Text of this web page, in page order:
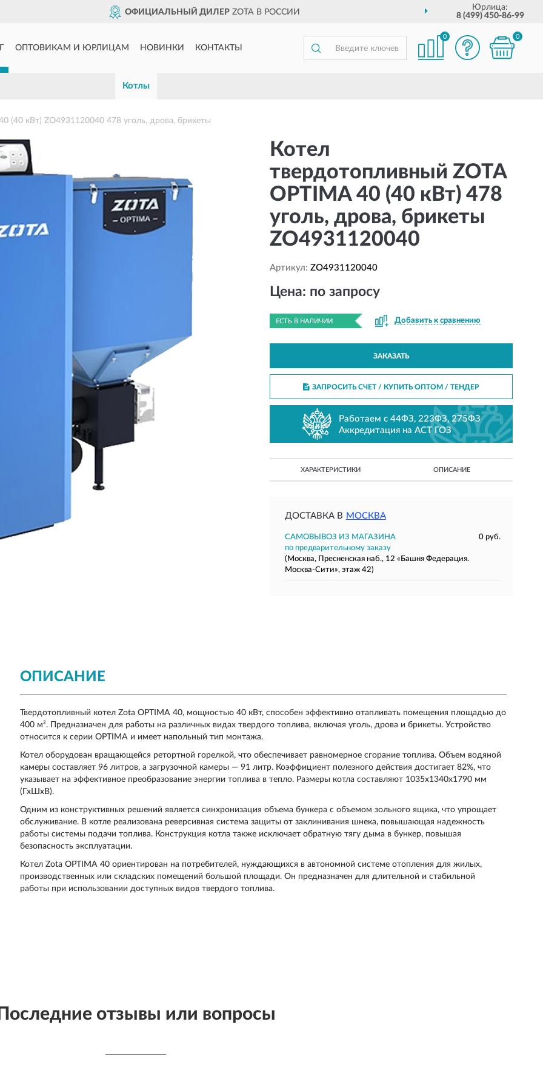
ОФИЦИАЛЬНЫЙ ДИЛЕРZOTA В РОССИИ
Юрлица:
8 (499) 450-86-99
ОПТОВИКАМ И ЮРЛИЦАМ НОВИНКИ КОНТАКТЫ
0 0
Котлы
(40 кВт) ZO4931120040 478 уголь, дрова, брикеты
Котел
твердотопливный ZOTA
OPTIMA 40 (40 кВт) 478
уголь, дрова, брикеты
ZO4931120040
Артикул: ZO4931120040
Цена: по запросу
ЕСТЬ В НАЛИЧИИ Добавить к сравнению
ЗАКАЗАТЬ
ЗАПРОСИТЬ СЧЕТ / КУПИТЬ ОПТОМ/ ТЕНДЕР
Работаем с 44ФЗ, 223ФЗ, 275ФЗ
Аккредитация на АСТ ГОЗ
ХАРАКТЕРИСТИКИ ОПИСАНИЕ
ДОСТАВКА В МОСКВА
САМОВЫВОЗ ИЗ МАГАЗИНА
0 руб.
по предварительному заказу
(Москва, Пресненская наб., 12 «Башня Федерация.
Москва-Сити», этаж 42)
ОПИСАНИЕ
Твердотопливный котел Zota OPTIMA 40, мощностью 40 кВт, способен эффективно отапливать помещения площадью до
400 м². Предназначен для работы на различных видах твердого топлива, включая уголь, дрова и брикеты. Устройство
относится к серии OPTIMA и имеет напольный тип монтажа.
Котел оборудован вращающейся ретортной горелкой, что обеспечивает равномерное сгорание топлива. Объем водяной
камеры составляет 96 литров, а загрузочной камеры — 91 литр. Коэффициент полезного действия достигает 82%, что
указывает на эффективное преобразование энергии топлива в тепло. Размеры котла составляют 1035х1340х1790 мм
(ГхШхВ).
Одним из конструктивных решений является синхронизация объема бункера с объемом зольного ящика, что упрощает
обслуживание. В котле реализована реверсивная система защиты от заклинивания шнека, повышающая надежность
работы системы подачи топлива. Конструкция котла также исключает обратную тягу дыма в бункер, повышая
безопасность эксплуатации.
Котел Zota OPTIMA 40 ориентирован на потребителей, нуждающихся в автономной системе отопления для жилых,
производственных или складских помещений большой площади. Он предназначен для длительной и стабильной
работы при использовании доступных видов твердого топлива.
отзывы или вопросы